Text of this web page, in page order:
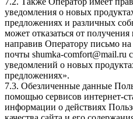
уведомления о новых
предложениях и различных
может отказаться от
направив Оператору письмо на
почты shumka-comfort@mail.ru
уведомлений о новых
предложениях».
7.3. Обезличенные данные
помощью сервисов интернет-
информации о действиях